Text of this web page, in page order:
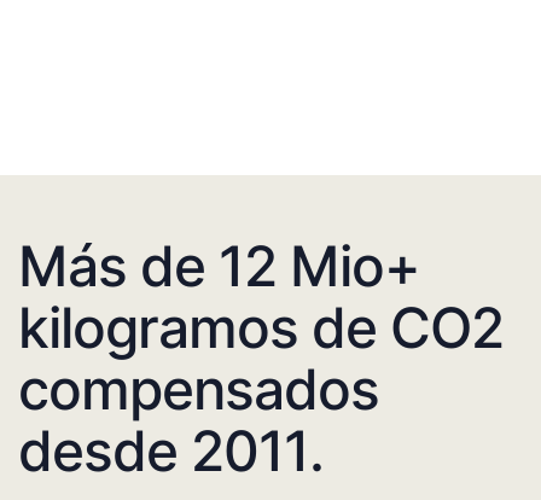
Más de 12 Mio+
kilogramos de CO2
compensados
desde 2011.